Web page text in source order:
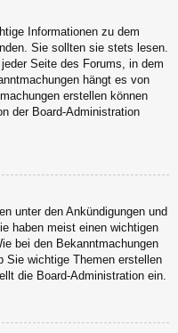
Informationen zu dem
Sie sollten sie stets lesen.
Seite des Forums, in dem
hängt es von
erstellen können
der Board-Administration
unter den Ankündigungen und
haben meist einen wichtigen
bei den Bekanntmachungen
Sie wichtige Themen erstellen
die Board-Administration ein.